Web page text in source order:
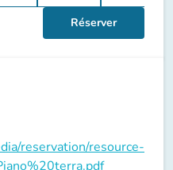
Réserver
reservation/resource-